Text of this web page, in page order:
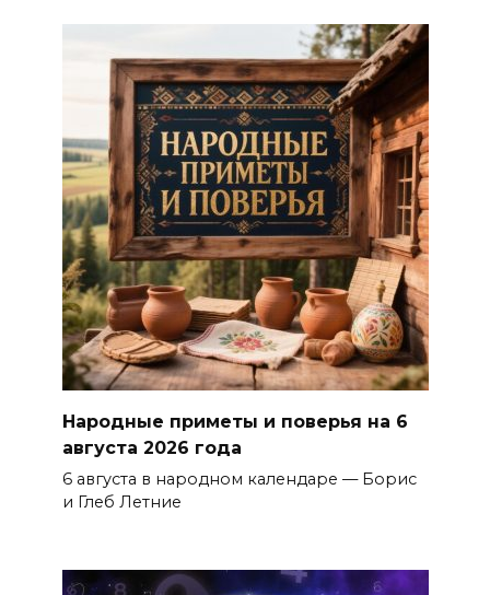
Народные приметы и поверья на 6
августа 2026 года
6 августа в народном календаре — Борис
и Глеб Летние